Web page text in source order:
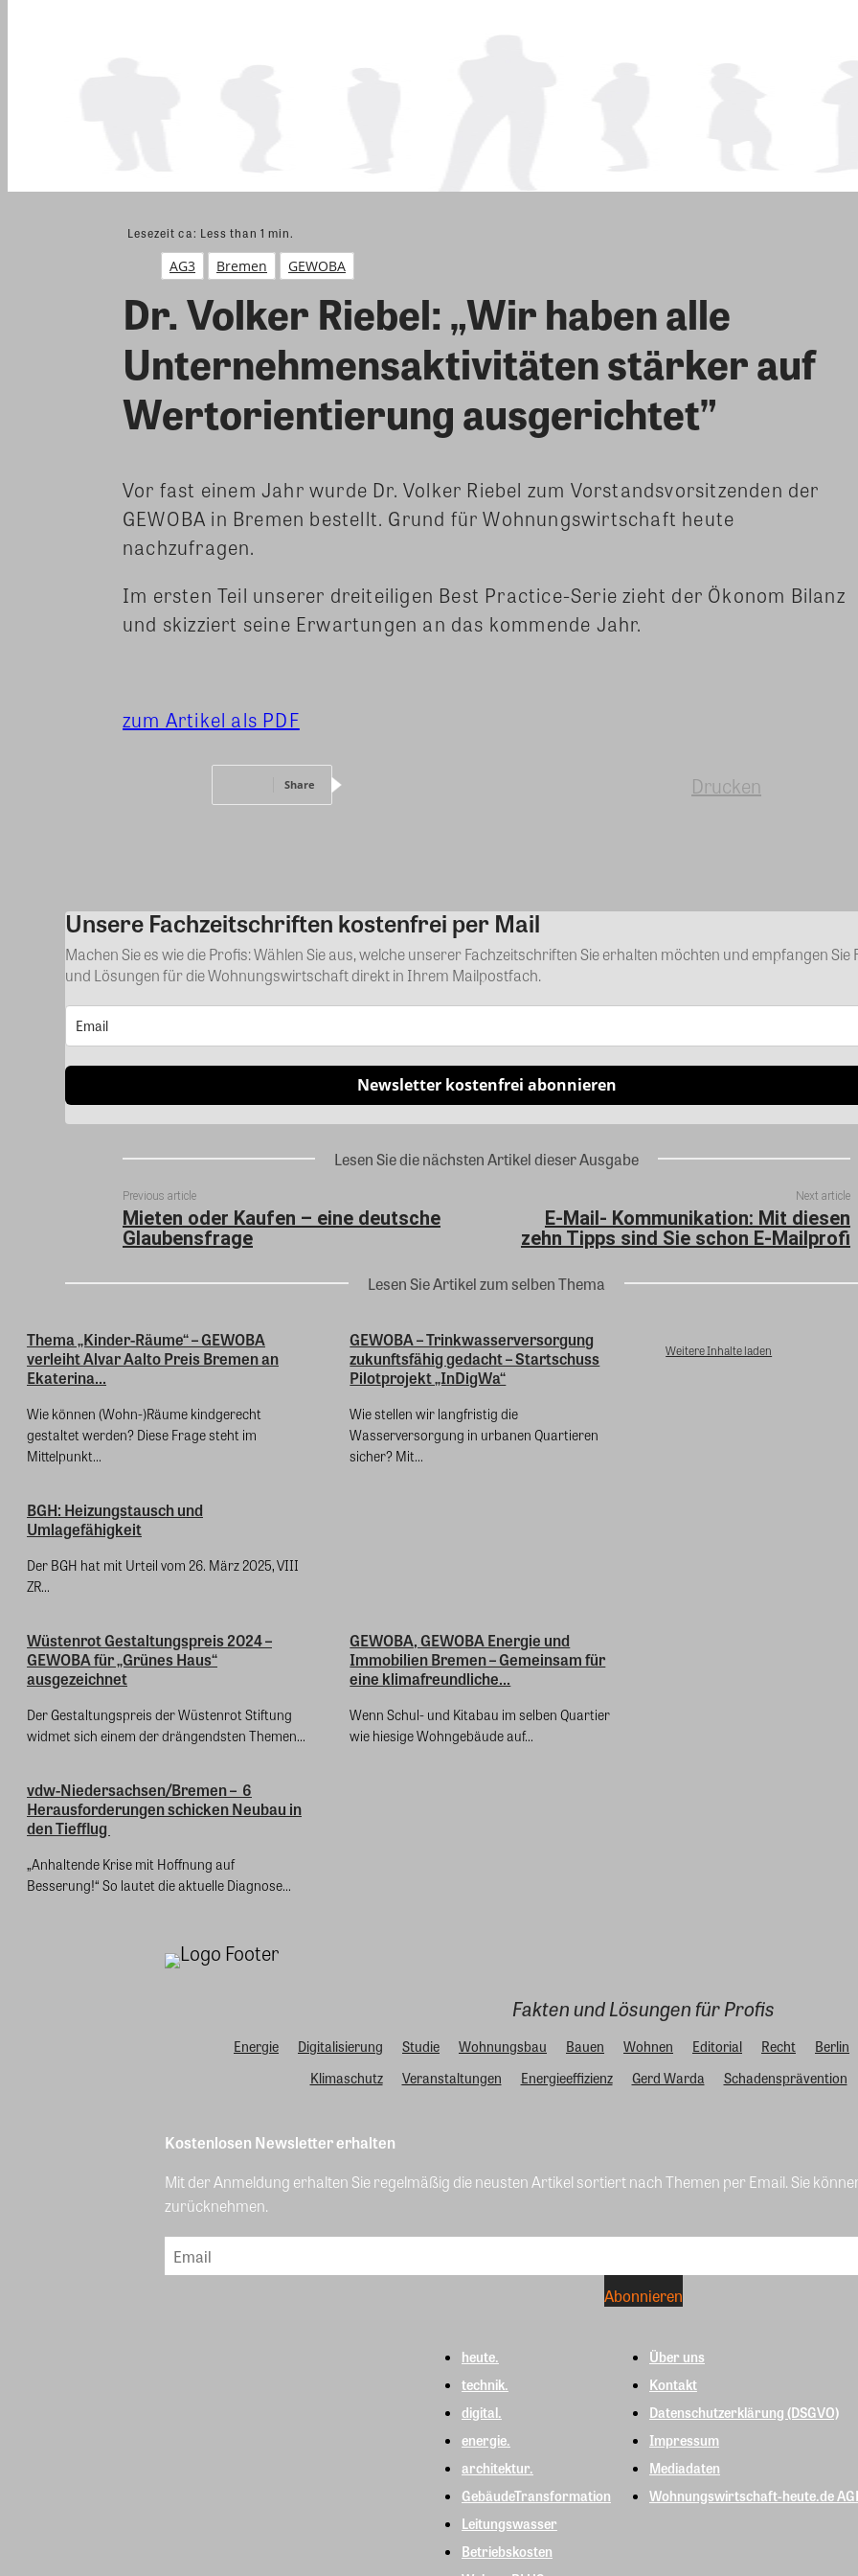
Lesezeit ca: Less than 1 min.
AG3 Bremen GEWOBA
Dr. Volker Riebel: „Wir haben alle
Unternehmensaktivitäten stärker auf
Wertorientierung ausgerichtet”
Vor fast einem Jahr wurde Dr. Volker Riebel zum Vorstandsvorsitzenden der
GEWOBA in Bremen bestellt. Grund für Wohnungswirtschaft heute
nachzufragen.
Im ersten Teil unserer dreiteiligen Best Practice-Serie zieht der Ökonom Bilanz
und skizziert seine Erwartungen an das kommende Jahr.
zum Artikel als PDF
Share Drucken
Kommentar
Unsere Fachzeitschriften kostenfrei per Mail
Machen Sie es wie die Profis: Wählen Sie aus, welche unserer Fachzeitschriften Sie erhalten möchten und empfangen Sie
und Lösungen für die Wohnungswirtschaft direkt in Ihrem Mailpostfach.
Newsletter kostenfrei abonnieren
Lesen Sie die nächsten Artikel dieser Ausgabe
Previous article
Mieten oder Kaufen – eine deutsche
Glaubensfrage
Next article
E-Mail- Kommunikation: Mit diesen
zehn Tipps sind Sie schon E-Mailprofi
Lesen Sie Artikel zum selben Thema
Thema „Kinder-Räume“ – GEWOBA
verleiht Alvar Aalto Preis Bremen an
Ekaterina...
Wie können (Wohn-)Räume kindgerecht
gestaltet werden? Diese Frage steht im
Mittelpunkt...
GEWOBA – Trinkwasserversorgung
zukunftsfähig gedacht – Startschuss
Pilotprojekt „InDigWa“
Wie stellen wir langfristig die
Wasserversorgung in urbanen Quartieren
sicher? Mit...
BGH: Heizungstausch und
Umlagefähigkeit
Der BGH hat mit Urteil vom 26. März 2025, VIII
ZR...
Wüstenrot Gestaltungspreis 2024 –
GEWOBA für „Grünes Haus“
ausgezeichnet
Der Gestaltungspreis der Wüstenrot Stiftung
widmet sich einem der drängendsten Themen...
GEWOBA, GEWOBA Energie und
Immobilien Bremen – Gemeinsam für
eine klimafreundliche...
Wenn Schul- und Kitabau im selben Quartier
wie hiesige Wohngebäude auf...
vdw-Niedersachsen/Bremen – 6
Herausforderungen schicken Neubau in
den Tiefflug
„Anhaltende Krise mit Hoffnung auf
Besserung!“ So lautet die aktuelle Diagnose...
Weitere Inhalte laden
Fakten und Lösungen für Profis
Energie Digitalisierung Studie Wohnungsbau Bauen Wohnen Editorial Recht Berlin
Klimaschutz
Veranstaltungen Energieeffizienz Gerd Warda Schadensprävention
Kostenlosen Newsletter erhalten
Mit der Anmeldung erhalten Sie regelmäßig die neusten Artikel sortiert nach Themen per Email. Sie
zurücknehmen.
heute.
technik.
digital.
energie.
architektur.
GebäudeTransformation
Leitungswasser
Betriebskosten
Über uns
Kontakt
Datenschutzerklärung (DSGVO)
Impressum
Mediadaten
Wohnungswirtschaft-heute.de